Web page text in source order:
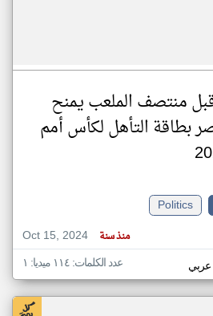
منتصف الملعب يمنح
بطاقة التأهل لكأس أمم
Politics
Oct 15, 2024
منذ سنة
عدد الكلمات: ١١٤ ميديا: ١